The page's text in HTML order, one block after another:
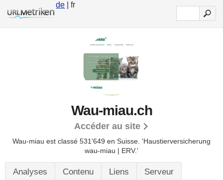
de | fr
Wau-miau.ch
Accéder au site
Wau-miau est classé 531'649 en Suisse. 'Haustierversicherung
wau-miau | ERV.'
Analyses Contenu Liens Serveur